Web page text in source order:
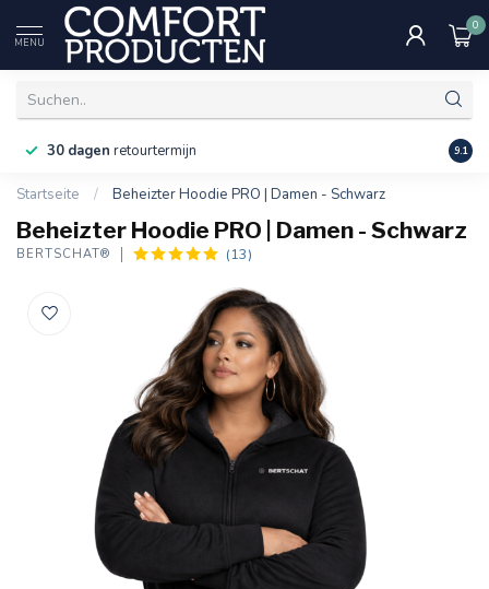
MENU
0
30 dagen retourtermijn 9.1
Startseite / Beheizter Hoodie PRO | Damen - Schwarz
Beheizter Hoodie PRO | Damen - Schwarz
BERTSCHAT® (13)